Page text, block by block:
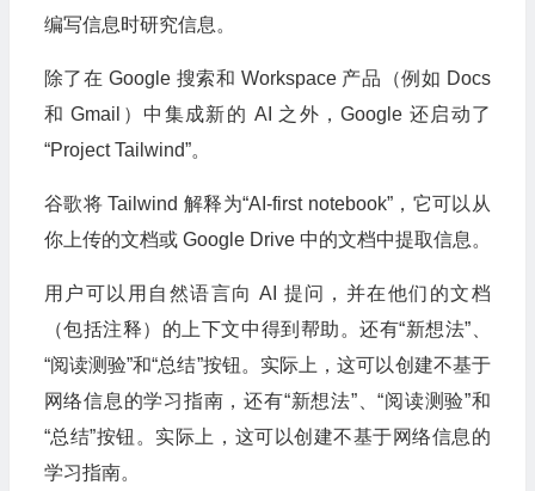
编写信息时研究信息。
除了在 Google 搜索和 Workspace 产品（例如 Docs
和 Gmail）中集成新的 AI 之外，Google 还启动了
“Project Tailwind”。
谷歌将 Tailwind 解释为“AI-first notebook”，它可以从
你上传的文档或 Google Drive 中的文档中提取信息。
用户可以用自然语言向 AI 提问，并在他们的文档
（包括注释）的上下文中得到帮助。还有“新想法”、
“阅读测验”和“总结”按钮。实际上，这可以创建不基于
网络信息的学习指南，还有“新想法”、“阅读测验”和
“总结”按钮。实际上，这可以创建不基于网络信息的
学习指南。